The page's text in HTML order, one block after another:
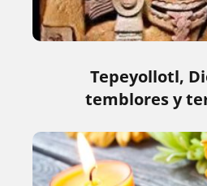
Tepeyollotl,
temblores y